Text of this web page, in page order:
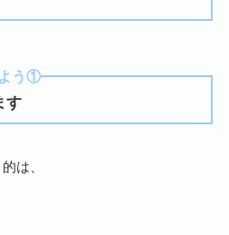
よう①
す
は、